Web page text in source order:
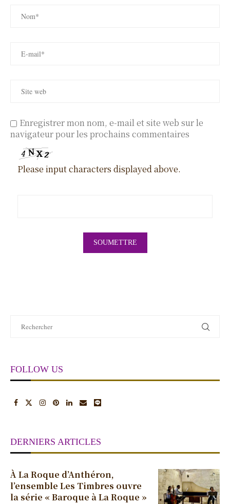
Enregistrer mon nom, e-mail et site web sur le
navigateur pour les prochains commentaires
Please input characters displayed above.
FOLLOW US
DERNIERS ARTICLES
À La Roque d’Anthéron,
l’ensemble Les Timbres ouvre
la série « Baroque à La Roque »